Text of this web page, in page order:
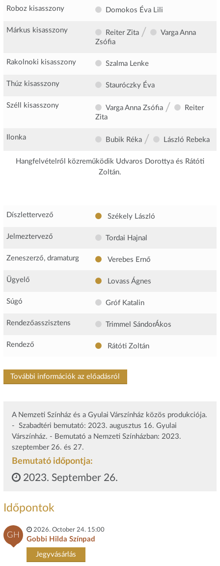
Roboz kisasszony Domokos Éva Lili
Márkus kisasszony Reiter Zita /
Varga Anna
Zsófia
Rakolnoki kisasszony Szalma Lenke
Thúz kisasszony Stauróczky Éva
Széll kisasszony Varga Anna Zsófia /
Reiter
Zita
Ilonka Bubik Réka / László Rebeka
Hangfelvételről közreműködik Udvaros Dorottya és Rátóti
Zoltán.
Díszlettervező Székely László
Jelmeztervező Tordai Hajnal
Zeneszerző, dramaturg Verebes Ernő
Ügyelő Lovass Ágnes
Súgó Gróf Katalin
Rendezőasszisztens Trimmel SándorÁkos
Rendező Rátóti Zoltán
További információk az előadásról
A Nemzeti Színház és a Gyulai Várszínház közös produkciója.
- Szabadtéri bemutató: 2023. augusztus 16. Gyulai
Várszínház. - Bemutató a Nemzeti Színházban: 2023.
szeptember 26. és 27.
Bemutató időpontja:
2023. September 26.
Időpontok
GH
2026. October 24. 15:00
Gobbi Hilda Színpad
Jegyvásárlás